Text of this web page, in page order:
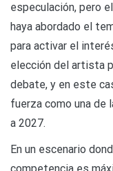
especulación, pero
haya abordado el
para activar el
elección del artista
debate, y en este
fuerza como una de
a 2027.
En un escenario